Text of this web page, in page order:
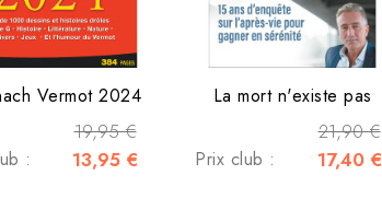
Vermot 2024
19,95 €
: 13,95 €
La mort n'existe pas
21,90 €
Prix club : 17,40 €